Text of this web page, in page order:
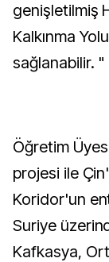
genişletilmiş
Kalkınma
sağlanabilir. "
Öğretim
projesi ile
Koridor'un
Suriye
Kafkasya,